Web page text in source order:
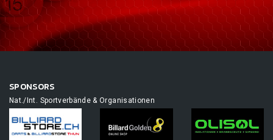
SPONSORS
Nat./Int. Sportverbände & Organisationen